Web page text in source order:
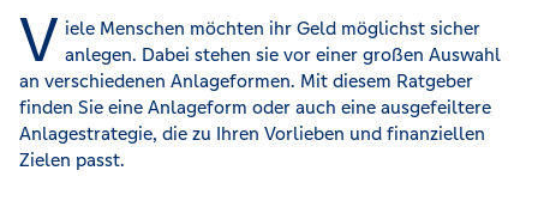
V iele Menschen möchten ihr Geld möglichst sicher
anlegen. Dabei stehen sie vor einer großen Auswahl
an verschiedenen Anlageformen. Mit diesem Ratgeber
finden Sie eine Anlageform oder auch eine ausgefeiltere
Anlagestrategie, die zu Ihren Vorlieben und finanziellen
Zielen passt.